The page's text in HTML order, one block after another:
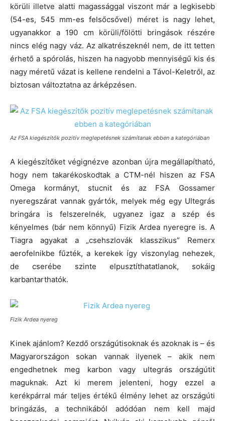
körüli illetve alatti magassággal viszont már a legkisebb
(54-es, 545 mm-es felsőcsővel) méret is nagy lehet,
ugyanakkor a 190 cm körüli/fölötti bringások részére
nincs elég nagy váz. Az alkatrészeknél nem, de itt tetten
érhető a spórolás, hiszen ha nagyobb mennyiségű kis és
nagy méretű vázat is kellene rendelni a Távol-Keletről, az
biztosan változtatna az árképzésen.
Az FSA kiegészítők pozitív meglepetésnek számítanak ebben a kategóriában
A kiegészítőket végignézve azonban újra megállapítható,
hogy nem takarékoskodtak a CTM-nél hiszen az FSA
Omega kormányt, stucnit és az FSA Gossamer
nyeregszárat vannak gyártók, melyek még egy Ultegrás
bringára is felszerelnék, ugyanez igaz a szép és
kényelmes (bár nem könnyű) Fizik Ardea nyeregre is. A
Tiagra agyakat a „csehszlovák klasszikus” Remerx
aerofelnikbe fűzték, a kerekek így viszonylag nehezek,
de cserébe szinte elpusztíthatatlanok, sokáig
karbantarthatók.
Fizik Ardea nyereg
Kinek ajánlom? Kezdő országútisoknak és azoknak is – és
Magyarországon sokan vannak ilyenek – akik nem
engedhetnek meg karbon vagy ultegrás országútit
maguknak. Azt ki merem jelenteni, hogy ezzel a
kerékpárral már teljes értékű élmény lehet az országúti
bringázás, a technikából adódóan nem kell majd